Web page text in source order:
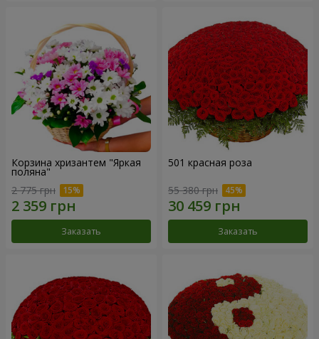
Корзина хризантем "Яркая
поляна"
2 775 грн
Заказать
501 красная роза
55 380 грн
Заказать